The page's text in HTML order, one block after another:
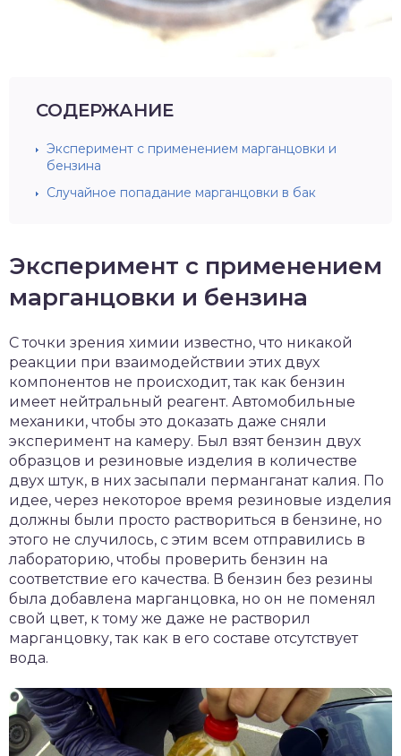
СОДЕРЖАНИЕ
Эксперимент с применением марганцовки и
бензина
Случайное попадание марганцовки в бак
Эксперимент с применением
марганцовки и бензина
С точки зрения химии известно, что никакой
реакции при взаимодействии этих двух
компонентов не происходит, так как бензин
имеет нейтральный реагент. Автомобильные
механики, чтобы это доказать даже сняли
эксперимент на камеру. Был взят бензин двух
образцов и резиновые изделия в количестве
двух штук, в них засыпали перманганат калия. По
идее, через некоторое время резиновые изделия
должны были просто раствориться в бензине, но
этого не случилось, с этим всем отправились в
лабораторию, чтобы проверить бензин на
соответствие его качества. В бензин без резины
была добавлена марганцовка, но он не поменял
свой цвет, к тому же даже не растворил
марганцовку, так как в его составе отсутствует
вода.